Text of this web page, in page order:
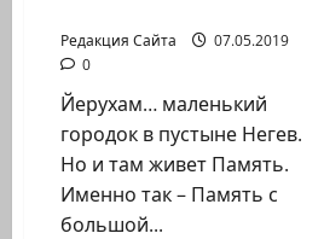
Редакция Сайта
07.05.2019
0
Йерухам… маленький
городок в пустыне Негев.
Но и там живет Память.
Именно так – Память с
большой...